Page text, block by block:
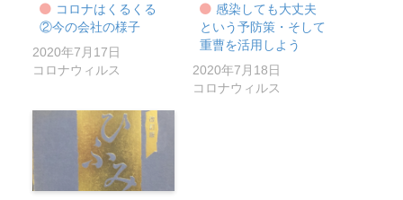
コロナはくるくる
②今の会社の様子
2020年7月17日
コロナウィルス
感染しても大丈夫
という予防策・そして
重曹を活用しよう
2020年7月18日
コロナウィルス